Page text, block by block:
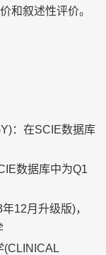
和叙述性评价。
：在SCIE数据库
数据库中为Q1
12月升级版)，
(CLINICAL